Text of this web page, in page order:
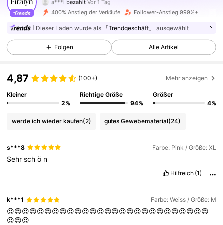
n***8 istVor 6 Stunden
4,71 513 Follower
4,71 513 Follower
4,71 513 Follower
400% Anstieg der Verkäufe Follower-Anstieg 999%+
Dieser Laden wurde als 「Trendgeschäft」 ausgewählt
Folgen Alle Artikel
4,87 (100+) Mehr anzeigen
Kleiner
2%
Richtige Größe
94%
Größer
4%
werde ich wieder kaufen(2) gutes Gewebematerial(24)
s***8 Farbe: Pink / Größe: XL
Sehrschö n
Hilfreich (1)
k***1 Farbe: Weiss / Größe: M
😍😍😍😍😍😍😍😍😍😍😍😍😍😍😍😍😍😍😍😍😍😍😍😍😍😍😍
😍😍😍